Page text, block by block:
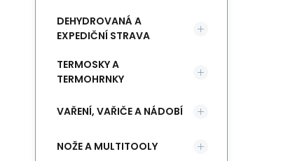
DEHYDROVANÁ A
EXPEDIČNÍ STRAVA
TERMOSKY A
TERMOHRNKY
VAŘENÍ, VAŘIČE A NÁDOBÍ
NOŽE A MULTITOOLY